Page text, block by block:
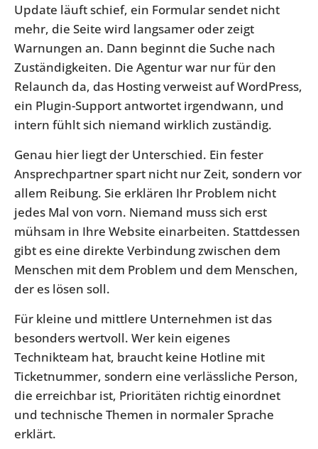
Update läuft schief, ein Formular sendet nicht
mehr, die Seite wird langsamer oder zeigt
Warnungen an. Dann beginnt die Suche nach
Zuständigkeiten. Die Agentur war nur für den
Relaunch da, das Hosting verweist auf WordPress,
ein Plugin-Support antwortet irgendwann, und
intern fühlt sich niemand wirklich zuständig.
Genau hier liegt der Unterschied. Ein fester
Ansprechpartner spart nicht nur Zeit, sondern vor
allem Reibung. Sie erklären Ihr Problem nicht
jedes Mal von vorn. Niemand muss sich erst
mühsam in Ihre Website einarbeiten. Stattdessen
gibt es eine direkte Verbindung zwischen dem
Menschen mit dem Problem und dem Menschen,
der es lösen soll.
Für kleine und mittlere Unternehmen ist das
besonders wertvoll. Wer kein eigenes
Technikteam hat, braucht keine Hotline mit
Ticketnummer, sondern eine verlässliche Person,
die erreichbar ist, Prioritäten richtig einordnet
und technische Themen in normaler Sprache
erklärt.